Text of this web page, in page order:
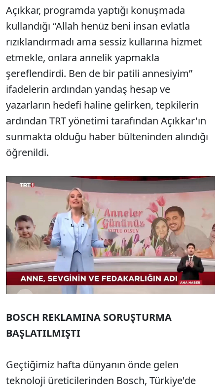
Açıkkar, programda yaptığı konuşmada
kullandığı “Allah henüz beni insan evlatla
rızıklandırmadı ama sessiz kullarına hizmet
etmekle, onlara annelik yapmakla
şereflendirdi. Ben de bir patili annesiyim”
ifadelerin ardından yandaş hesap ve
yazarların hedefi haline gelirken, tepkilerin
ardından TRT yönetimi tarafından Açıkkar'ın
sunmakta olduğu haber bülteninden alındığı
öğrenildi.
BOSCH REKLAMINA SORUŞTURMA
BAŞLATILMIŞTI
Geçtiğimiz hafta dünyanın önde gelen
teknoloji üreticilerinden Bosch, Türkiye'de